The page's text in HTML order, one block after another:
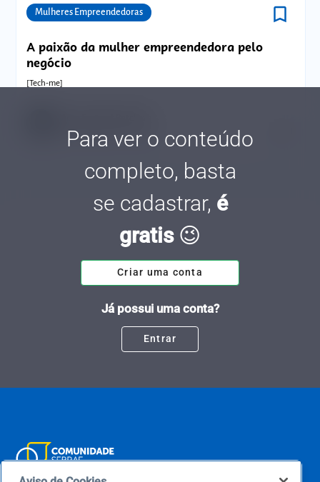
Mulheres Empreendedoras bookmark_border
A paixão da mulher empreendedora pelo
negócio
[Tech-me]
Tempo de leitura: 7 minutos
Para ver o conteúdo
completo, basta
se cadastrar, é
gratis😉
Criar uma conta
Já possui uma conta?
Entrar